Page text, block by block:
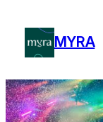
juurde
MYRA